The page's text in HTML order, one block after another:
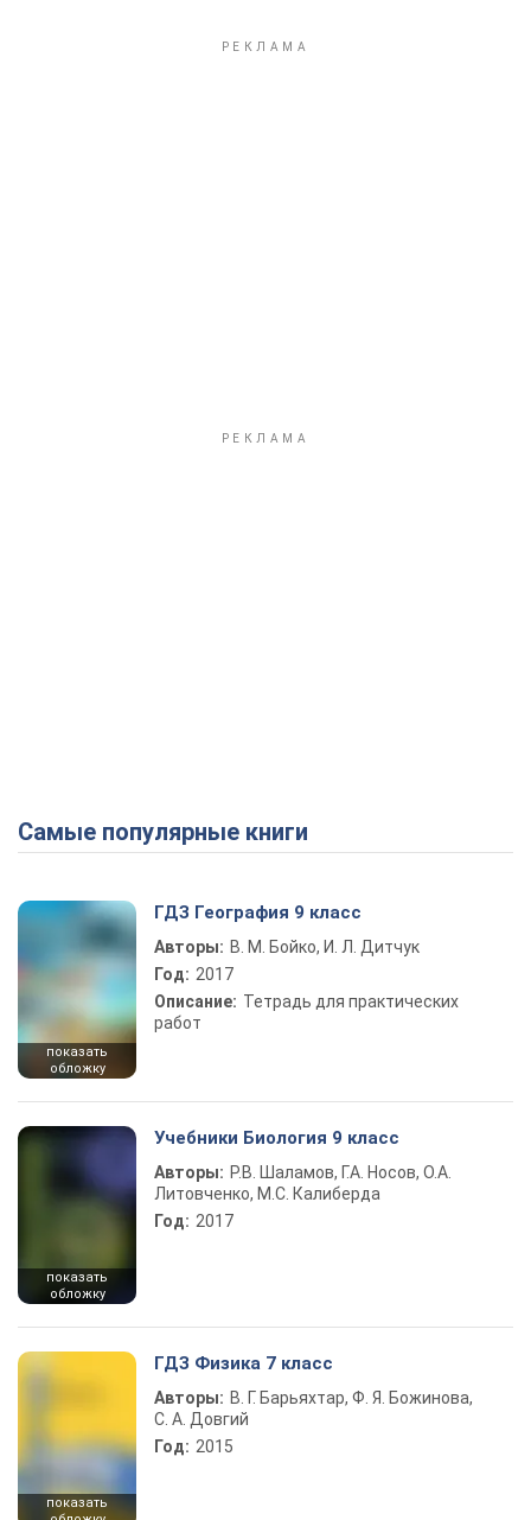
Самые популярные книги
показать
обложку
ГДЗ География 9 класс
Авторы: В. М. Бойко, И. Л. Дитчук
Год: 2017
Описание: Тетрадь для практических
работ
показать
обложку
Учебники Биология 9 класс
Авторы: Р.В. Шаламов, Г.А. Носов, О.А.
Литовченко, М.С. Калиберда
Год: 2017
показать
ГДЗ Физика 7 класс
Авторы: В. Г. Барьяхтар, Ф. Я. Божинова,
С. А. Довгий
Год: 2015